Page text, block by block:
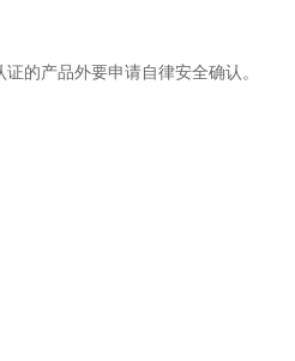
的产品外要申请自律安全确认。